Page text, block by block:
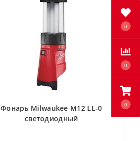
0
0
0
Фонарь Milwaukee M12 LL-0
светодиодный